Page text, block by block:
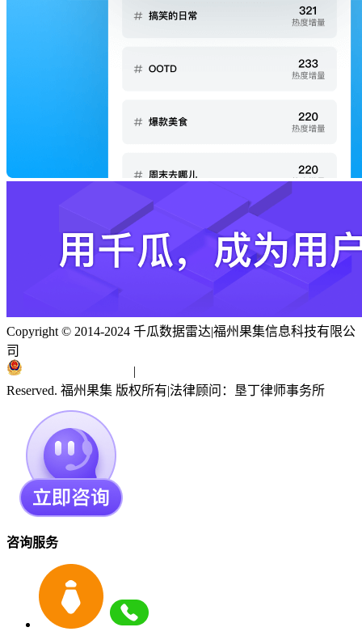
Copyright © 2014-2024 千瓜数据雷达|福州果集信息科技有限公
司
|
Reserved. 福州果集 版权所有|法律顾问：垦丁律师事务所
咨询服务